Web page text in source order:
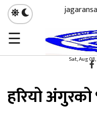
☰
Sat, Aug
×
गृहपृष्ठ कृषि
कृषि
हरियो